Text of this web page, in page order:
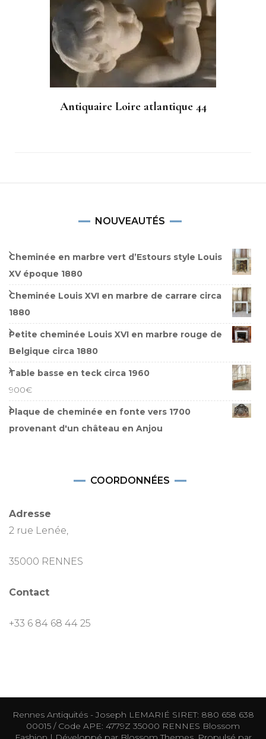
Antiquaire Loire atlantique 44
NOUVEAUTÉS
Cheminée en marbre vert d’Estours style Louis
XV époque 1880
Cheminée Louis XVI en marbre de carrare circa
1880
Petite cheminée Louis XVI en marbre rouge de
Belgique circa 1880
Table basse en teck circa 1960
900€
Plaque de cheminée en fonte vers 1700
provenant d'un château en Anjou
COORDONNÉES
Adresse
2 rue Lenée,
35000 RENNES
Contact
+33 6 84 68 44 25
Rennes Antiquités - Joseph LEMARIÉ SIRET: 880 658 638
00015 / Code APE: 4779Z 35000 RENNES Blossom